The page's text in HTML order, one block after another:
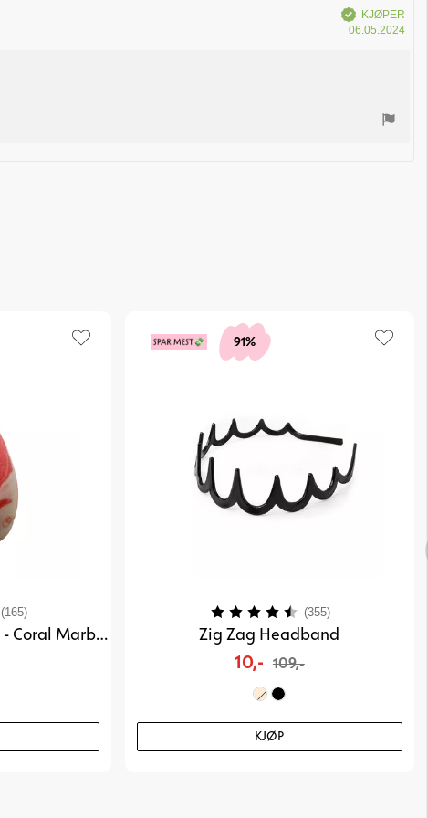
Verifisert
KJØPER
06.05.2024
Blending Sponge Classic - Coral Marble
(165)4.2 av 5 mulige
91%
Zig Zag Headband
10,- 109,-
KJØP
Karakter: (355)4.2 av 5 mulige